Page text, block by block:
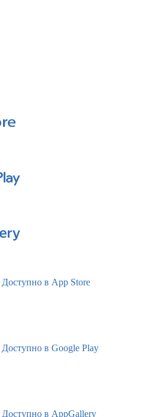
Доступно в App Store
Доступно в Google Play
Доступно в AppGallery